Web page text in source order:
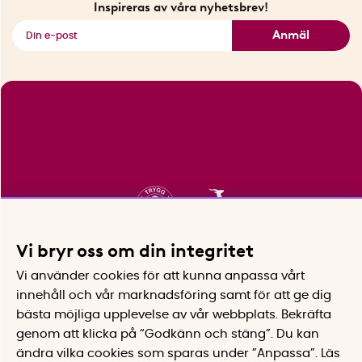
Inspireras av våra nyhetsbrev!
Anmäl
Vi bryr oss om din integritet
Vi använder cookies för att kunna anpassa vårt
innehåll och vår marknadsföring samt för att ge dig
bästa möjliga upplevelse av vår webbplats.
Bekräfta
genom att klicka på “Godkänn och stäng”. Du kan
ändra vilka cookies som sparas under ”Anpassa”.
Läs